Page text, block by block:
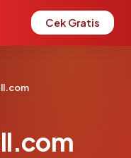
Cek Gratis